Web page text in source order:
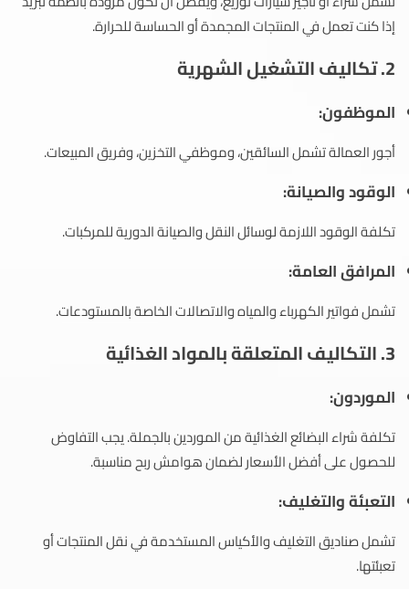
إذا كنت تعمل في المنتجات المجمدة أو الحساسة للحرارة.
2. تكاليف التشغيل الشهرية
الموظفون:
أجور العمالة تشمل السائقين، وموظفي التخزين، وفريق المبيعات.
الوقود والصيانة:
تكلفة الوقود اللازمة لوسائل النقل والصيانة الدورية للمركبات.
المرافق العامة:
تشمل فواتير الكهرباء والمياه والاتصالات الخاصة بالمستودعات.
3. التكاليف المتعلقة بالمواد الغذائية
الموردون:
تكلفة شراء البضائع الغذائية من الموردين بالجملة. يجب التفاوض
للحصول على أفضل الأسعار لضمان هوامش ربح مناسبة.
التعبئة والتغليف:
تشمل صناديق التغليف والأكياس المستخدمة في نقل المنتجات أو
تعبئتها.